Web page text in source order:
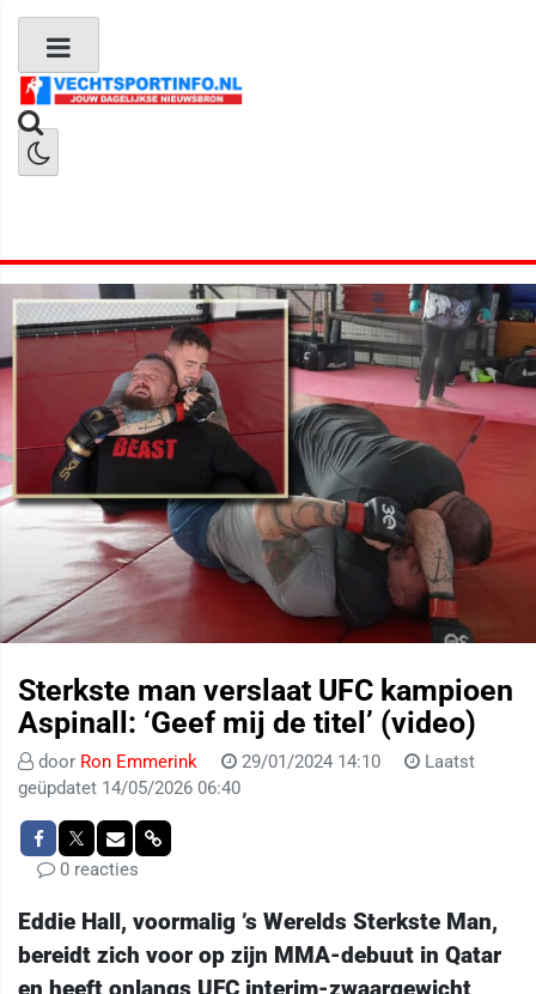
Sterkste man verslaat UFC kampioen
Aspinall: ‘Geef mij de titel’ (video)
door Ron Emmerink 29/01/2024 14:10
Laatst
geüpdatet 14/05/2026 06:40
0 reacties
Eddie Hall, voormalig ’s Werelds Sterkste Man,
bereidt zich voor op zijn MMA-debuut in Qatar